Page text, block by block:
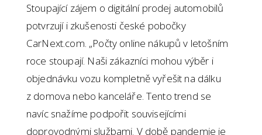
Stoupající zájem o digitální prodej automobilů
potvrzují i zkušenosti české pobočky
CarNext.com. „Počty online nákupů v letošním
roce stoupají. Naši zákazníci mohou výběr i
objednávku vozu kompletně vyřešit na dálku
z domova nebo kanceláře. Tento trend se
navíc snažíme podpořit souvisejícími
doprovodnými službami. V době pandemie je